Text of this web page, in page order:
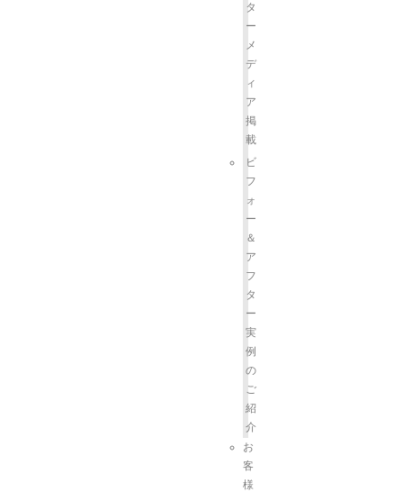
タ
ー
メ
デ
ィ
ア
掲
載
ビ
フ
ォ
ー
＆
ア
フ
タ
ー
実
例
の
ご
紹
介
お
客
様